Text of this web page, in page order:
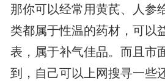
那你可以经常用黄芪、人参
类都属于性温的药材，可以
表，属于补气佳品。而且市
到，自己可以上网搜寻一些